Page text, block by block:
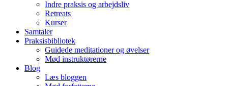
Indre praksis og arbejdsliv
Retreats
Kurser
Samtaler
Praksisbibliotek
Guidede meditationer og øvelser
Mød instruktørerne
Blog
Læs bloggen